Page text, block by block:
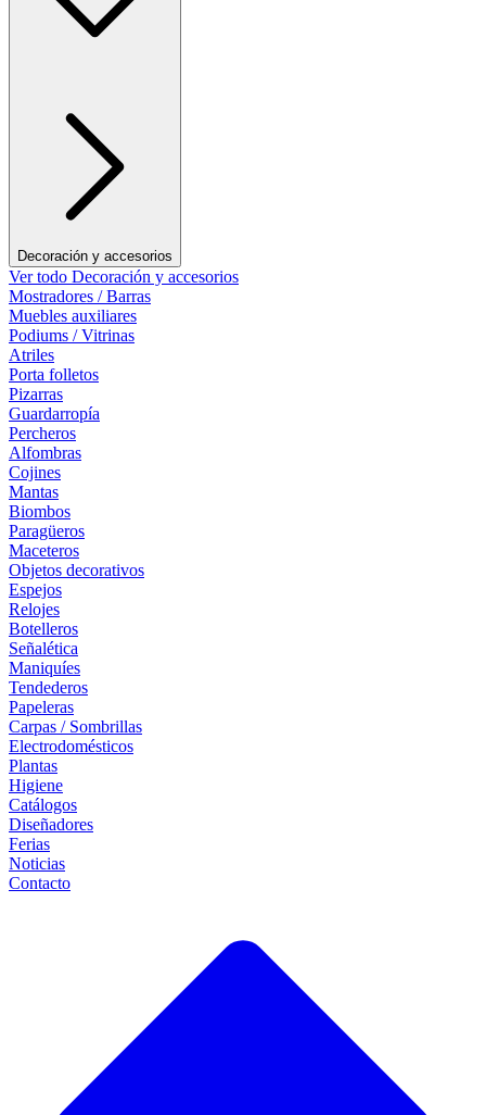
Decoración y accesorios
Ver todo Decoración y accesorios
Mostradores / Barras
Muebles auxiliares
Podiums / Vitrinas
Atriles
Porta folletos
Pizarras
Guardarropía
Percheros
Alfombras
Cojines
Mantas
Biombos
Paragüeros
Maceteros
Objetos decorativos
Espejos
Relojes
Botelleros
Señalética
Maniquíes
Tendederos
Papeleras
Carpas / Sombrillas
Electrodomésticos
Plantas
Higiene
Catálogos
Diseñadores
Ferias
Noticias
Contacto